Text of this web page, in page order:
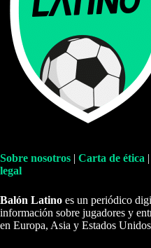
Sobre nosotros | Carta de ética |
legal
Balón Latino es un periódico
información sobre jugadores y
en Europa, Asia y Estados